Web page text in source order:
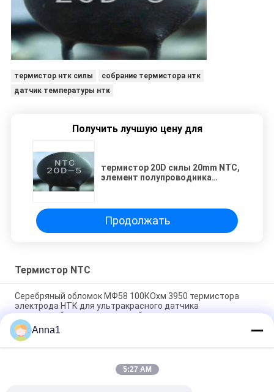
термистор нтк силы
собрание термистора нтк
датчик температуры нтк
Получить лучшую цену для
термистор 20D силы 20mm NTC,
элемент полупроводника
Продолжать
Термистор NTC
Серебряный обломок МФ58 100КОхм 3950 термистора
электрода НТК для ультракрасного датчика
термостолбика термометра лба
Пластиковый термистор температуры измерения НТК
температуры диода пакета МФ54
Термистор МФ75-0.2/70 70А 0.2Охм Б2600 11500уФ
Anna1
5:27 AM